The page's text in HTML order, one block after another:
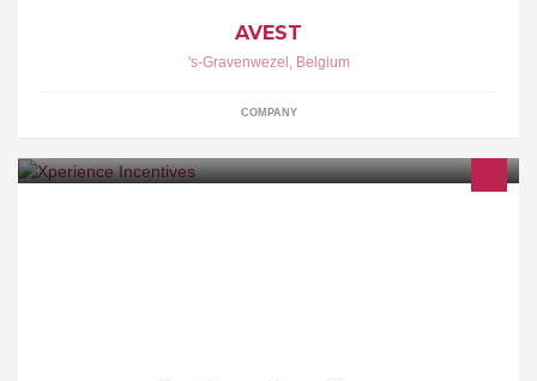
AVEST
's-Gravenwezel , Belgium
COMPANY